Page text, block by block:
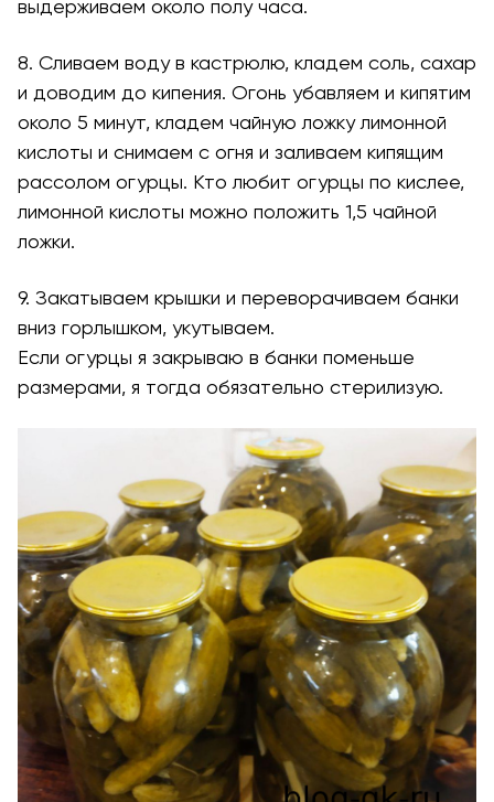
выдерживаем около полу часа.
8. Сливаем воду в кастрюлю, кладем соль, сахар
и доводим до кипения. Огонь убавляем и кипятим
около 5 минут, кладем чайную ложку лимонной
кислоты и снимаем с огня и заливаем кипящим
рассолом огурцы. Кто любит огурцы по кислее,
лимонной кислоты можно положить 1,5 чайной
ложки.
9. Закатываем крышки и переворачиваем банки
вниз горлышком, укутываем.
Если огурцы я закрываю в банки поменьше
размерами, я тогда обязательно стерилизую.